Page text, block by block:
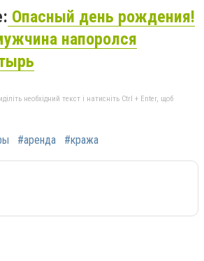
Опасный день рождения!
напоролся
необхідний текст і натисніть Ctrl + Enter, щоб
#аренда #кража